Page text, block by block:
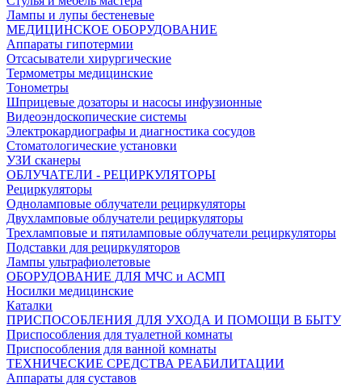
Лампы и лупы бестеневые
МЕДИЦИНСКОЕ ОБОРУДОВАНИЕ
Аппараты гипотермии
Отсасыватели хирургические
Термометры медицинские
Тонометры
Шприцевые дозаторы и насосы инфузионные
Видеоэндоскопические системы
Электрокардиографы и диагностика сосудов
Стоматологические установки
УЗИ сканеры
ОБЛУЧАТЕЛИ - РЕЦИРКУЛЯТОРЫ
Рециркуляторы
Одноламповые облучатели рециркуляторы
Двухламповые облучатели рециркуляторы
Трехламповые и пятиламповые облучатели рециркуляторы
Подставки для рециркуляторов
Лампы ультрафиолетовые
ОБОРУДОВАНИЕ ДЛЯ МЧС и АСМП
Носилки медицинские
Каталки
ПРИСПОСОБЛЕНИЯ ДЛЯ УХОДА И ПОМОЩИ В БЫТУ
Приспособления для туалетной комнаты
Приспособления для ванной комнаты
ТЕХНИЧЕСКИЕ СРЕДСТВА РЕАБИЛИТАЦИИ
Аппараты для суставов